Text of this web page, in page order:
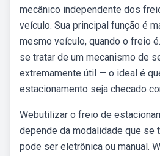
mecânico independente dos
veículo. Sua principal função é
mesmo veículo, quando o freio
se tratar de um mecanismo de
extremamente útil — o ideal é
estacionamento seja checado
Webutilizar o freio de
depende da modalidade que se
pode ser eletrônica ou manual.